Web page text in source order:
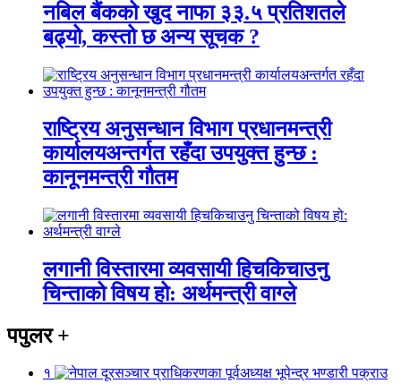
नबिल बैंकको खुद नाफा ३३.५ प्रतिशतले
बढ्यो, कस्तो छ अन्य सूचक ?
राष्ट्रिय अनुसन्धान विभाग प्रधानमन्त्री
कार्यालयअन्तर्गत रहँदा उपयुक्त हुन्छ :
कानूनमन्त्री गौतम
लगानी विस्तारमा व्यवसायी हिचकिचाउनु
चिन्ताको विषय हो: अर्थमन्त्री वाग्ले
पपुलर+
१